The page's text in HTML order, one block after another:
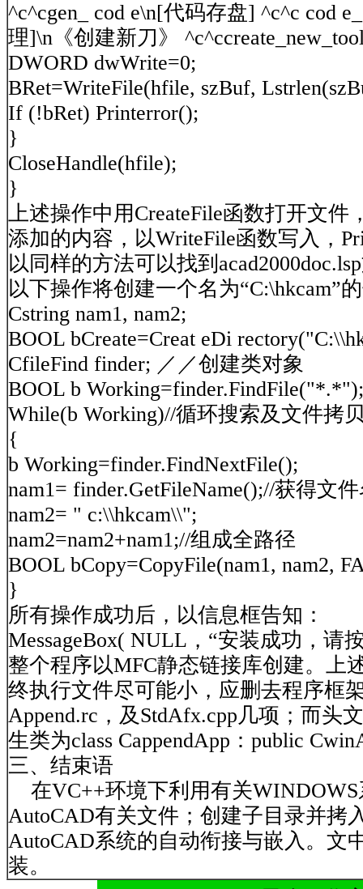
^c^cgen_ cod e\n[代码存盘] ^c^c cod
理]\n《创建新刀》
DWORD dwWrite=0;
BRet=WriteFile(hfile, szBuf,
If (!bRet) Printerror();
}
CloseHandle(hfile);
}
上述操作中用CreateFile函数打开文件
添加的内容，以WriteFile函数写入，
以同样的方法可以找到
以下操作将创建一个名为“C:\hkcam”
Cstring nam1, nam2;
BOOL bCreate=Creat eDi
CfileFind finder; ／／创建类对象
BOOL b
While(b Working)//循环搜索及文件拷
{
b Working=finder.FindNextFile();
nam1= finder.GetFileName();//获得文
nam2= " c:\\hkcam\\";
nam2=nam2+nam1;//组成全路径
BOOL bCopy=CopyFile(nam1, nam2,
}
所有操作成功后，以信息框告知：
MessageBox( NULL，“安装成功，请
整个程序以MFC静态链接库创建。上
终执行文件尽可能小，应删去程序框
Append.rc，及StdAfx.cpp几项；而头
生类为class CappendApp：public
三、结束语
在VC++环境下利用有关
AutoCAD有关文件；创建子目录并拷
AutoCAD系统的自动衔接与嵌入。文
装。